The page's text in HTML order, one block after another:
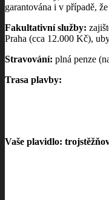
garantována i v případě,
Fakultativní služby:
Praha (cca 12.000 Kč),
Stravování: plná penze
Trasa plavby:
Vaše plavidlo: